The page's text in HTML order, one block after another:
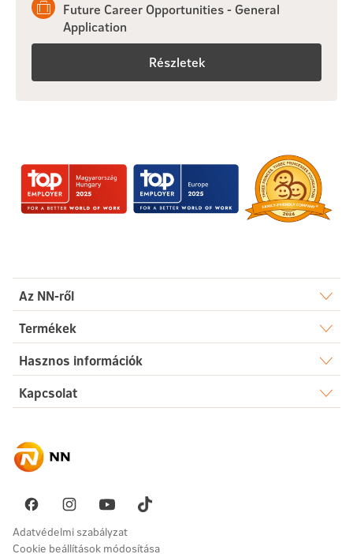
Future Career Opportunities - General
Application
Részletek
Az NN-ről
Rólunk
Sajtószoba
Karrier
Fenntarthatóság
Pénzügyi navigátor
Termékek
Élet
Egészség
Nyugdíj
Vállalati megoldások
Hasznos információk
Dokumentumtár
Akadálymentesség
Kapcsolat
Ügyintézés
Panaszkezelés
Adatvédelmi szabályzat
Cookie beállítások módosítása